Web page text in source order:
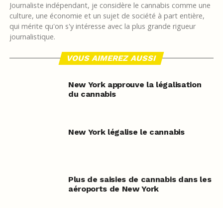
Journaliste indépendant, je considère le cannabis comme une
culture, une économie et un sujet de société à part entière,
qui mérite qu'on s'y intéresse avec la plus grande rigueur
journalistique.
VOUS AIMEREZ AUSSI
New York approuve la légalisation
du cannabis
New York légalise le cannabis
Plus de saisies de cannabis dans les
aéroports de New York